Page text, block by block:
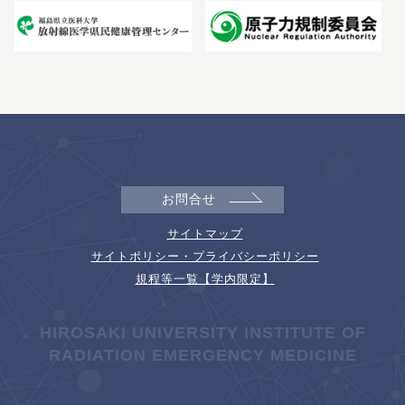
お問合せ
サイトマップ
サイトポリシー・プライバシーポリシー
規程等一覧【学内限定】
HIROSAKI UNIVERSITY INSTITUTE OF
RADIATION EMERGENCY MEDICINE